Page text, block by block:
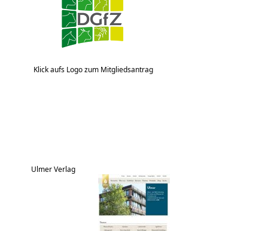
Klick aufs Logo zum Mitgliedsantrag
Ulmer Verlag